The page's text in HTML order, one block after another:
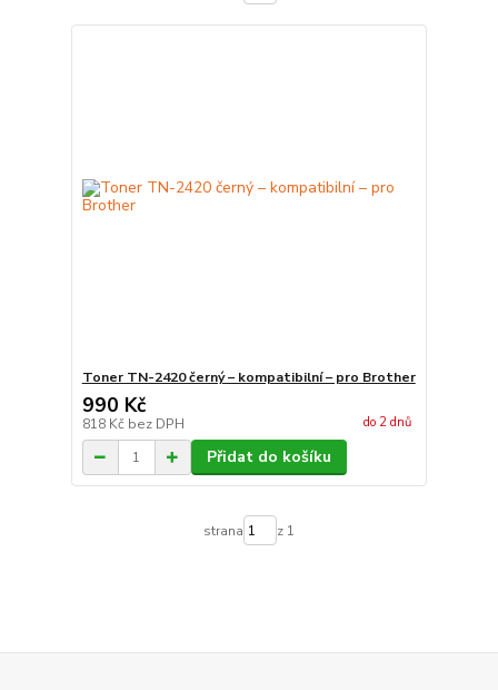
Toner TN-2420 černý – kompatibilní – pro Brother
990 Kč
818 Kč bez DPH do 2 dnů
Přidat do košíku
strana z 1